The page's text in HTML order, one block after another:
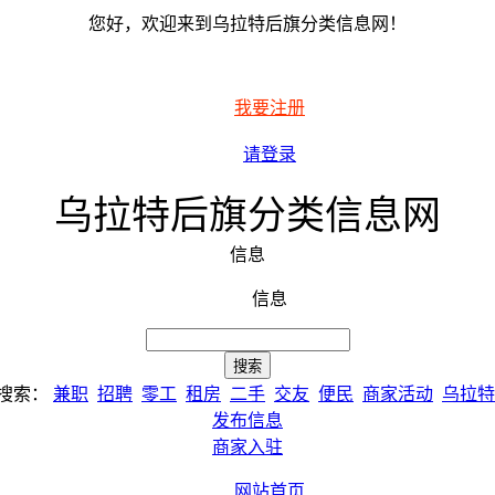
您好，欢迎来到乌拉特后旗分类信息网！
我要注册
请登录
乌拉特后旗分类信息网
信息
信息
索： 兼职 招聘 零工 租房 二手 交友 便民 商家活动 乌拉
发布信息
商家入驻
网站首页